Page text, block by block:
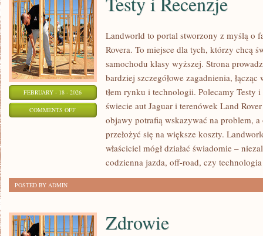
FEBRUARY - 18 - 2026
COMMENTS OFFON
Landworld to portal stworzony z myślą o
Rovera. To miejsce dla tych, którzy chcą
samochodu klasy wyższej. Strona
bardziej szczegółowe zagadnienia,
tłem rynku i technologii. Polecamy Testy
świecie aut Jaguar i terenówek Land
objawy potrafią wskazywać na problem, a
przełożyć się na większe koszty.
właściciel mógł działać świadomie –
codzienna jazda, off-road, czy technologia
POSTED BY ADMIN
Zdrowie